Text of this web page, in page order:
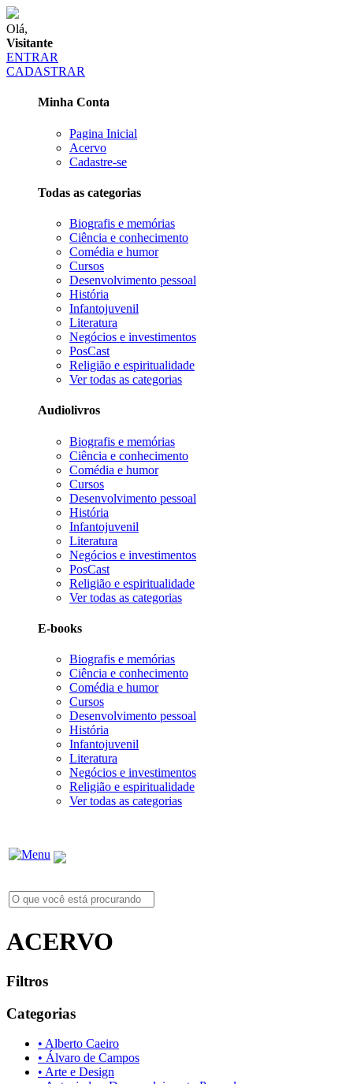
Olá,
Visitante
ENTRAR
CADASTRAR
Minha Conta
Pagina Inicial
Acervo
Cadastre-se
Todas as categorias
Biografis e memórias
Ciência e conhecimento
Comédia e humor
Cursos
Desenvolvimento pessoal
História
Infantojuvenil
Literatura
Negócios e investimentos
PosCast
Religião e espiritualidade
Ver todas as categorias
Audiolivros
Biografis e memórias
Ciência e conhecimento
Comédia e humor
Cursos
Desenvolvimento pessoal
História
Infantojuvenil
Literatura
Negócios e investimentos
PosCast
Religião e espiritualidade
Ver todas as categorias
E-books
Biografis e memórias
Ciência e conhecimento
Comédia e humor
Cursos
Desenvolvimento pessoal
História
Infantojuvenil
Literatura
Negócios e investimentos
Religião e espiritualidade
Ver todas as categorias
ACERVO
Filtros
Categorias
• Alberto Caeiro
• Álvaro de Campos
• Arte e Design